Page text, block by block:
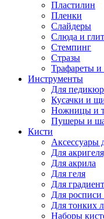
Пластилин
Пленки
Слайдеры
Слюда и
Стемпинг
Стразы
Трафареты и
Инструменты
Для
Кусачки и
Ножницы и
Пушеры и
Кисти
Аксессуары
Для
Для акрила
Для геля
Для
Для росписи
Для тонких
Наборы